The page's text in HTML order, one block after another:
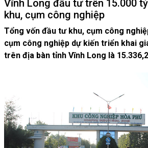
Vĩnh Long đầu tư trên 15.000
khu, cụm công nghiệp
Tổng vốn đầu tư khu, cụm công
cụm công nghiệp dự kiến triển khai
trên địa bàn tỉnh Vĩnh Long là